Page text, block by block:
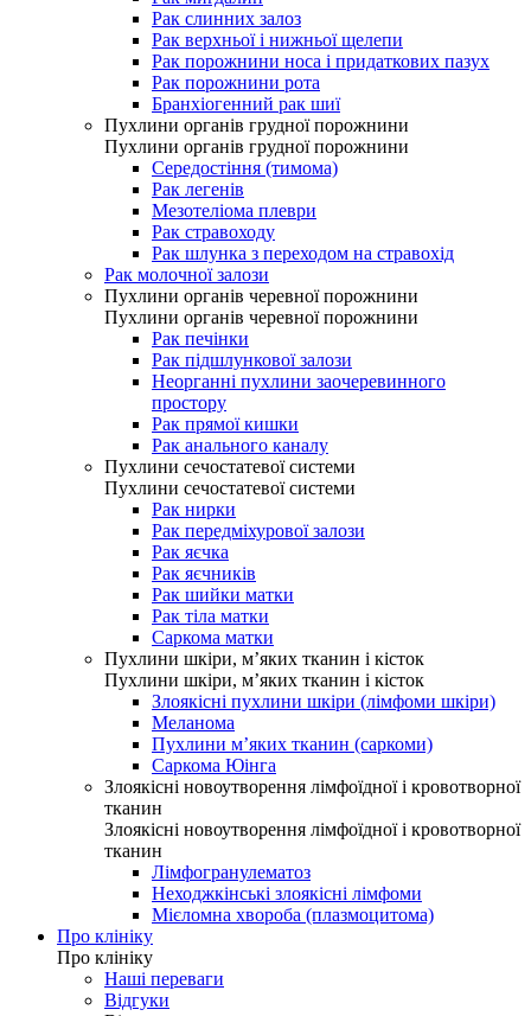
Рак слинних залоз
Рак верхньої і нижньої щелепи
Рак порожнини носа і придаткових пазух
Рак порожнини рота
Бранхіогенний рак шиї
Пухлини органів грудної порожнини
Пухлини органів грудної порожнини
Середостіння (тимома)
Рак легенів
Мезотеліома плеври
Рак стравоходу
Рак шлунка з переходом на стравохід
Рак молочної залози
Пухлини органів черевної порожнини
Пухлини органів черевної порожнини
Рак печінки
Рак підшлункової залози
Неорганні пухлини заочеревинного
простору
Рак прямої кишки
Рак анального каналу
Пухлини сечостатевої системи
Пухлини сечостатевої системи
Рак нирки
Рак передміхурової залози
Рак яєчка
Рак яєчників
Рак шийки матки
Рак тіла матки
Саркома матки
Пухлини шкіри, м’яких тканин і кісток
Пухлини шкіри, м’яких тканин і кісток
Злоякісні пухлини шкіри (лімфоми шкіри)
Меланома
Пухлини м’яких тканин (саркоми)
Саркома Юінга
Злоякісні новоутворення лімфоїдної і кровотворної
тканин
Злоякісні новоутворення лімфоїдної і кровотворної
тканин
Лімфогранулематоз
Неходжкінські злоякісні лімфоми
Мієломна хвороба (плазмоцитома)
Про клініку
Про клініку
Наші переваги
Відгуки